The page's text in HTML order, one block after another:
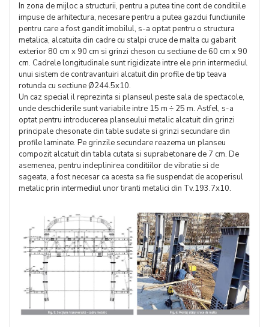
In zona de mijloc a structurii, pentru a putea tine cont de conditiile
impuse de arhitectura, necesare pentru a putea gazdui functiunile
pentru care a fost gandit imobilul, s-a optat pentru o structura
metalica, alcatuita din cadre cu stalpi cruce de malta cu gabarit
exterior 80 cm x 90 cm si grinzi cheson cu sectiune de 60 cm x 90
cm. Cadrele longitudinale sunt rigidizate intre ele prin intermediul
unui sistem de contravantuiri alcatuit din profile de tip teava
rotunda cu sectiune Ø244.5x10.
Un caz special il reprezinta si planseul peste sala de spectacole,
unde deschiderile sunt variabile intre 15 m ÷ 25 m. Astfel, s-a
optat pentru introducerea planseului metalic alcatuit din grinzi
principale chesonate din table sudate si grinzi secundare din
profile laminate. Pe grinzile secundare reazema un planseu
compozit alcatuit din tabla cutata si suprabetonare de 7 cm. De
asemenea, pentru indeplinirea conditiilor de vibratie si de
sageata, a fost necesar ca acesta sa fie suspendat de acoperisul
metalic prin intermediul unor tiranti metalici din Tv.193.7x10.